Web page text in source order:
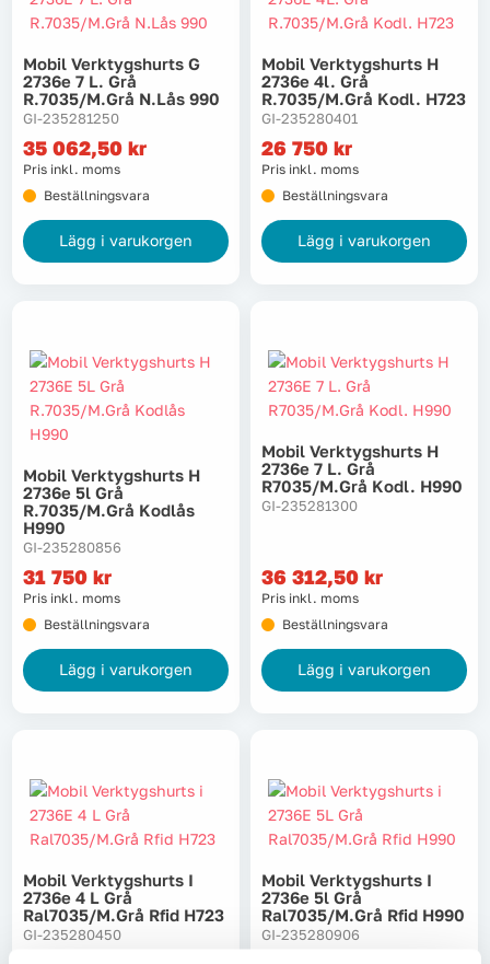
Mobil Verktygshurts G
2736e 7 L. Grå
R.7035/m.grå N.lås 990
GI-235281250
35 062,50 kr
Pris inkl. moms
Beställningsvara
Lägg i varukorgen
Mobil Verktygshurts H
2736e 4l. Grå
R.7035/m.grå Kodl. H723
GI-235280401
26 750 kr
Pris inkl. moms
Beställningsvara
Lägg i varukorgen
Mobil Verktygshurts H
2736e 5l Grå
R.7035/m.grå Kodlås
H990
GI-235280856
31 750 kr
Pris inkl. moms
Beställningsvara
Lägg i varukorgen
Mobil Verktygshurts H
2736e 7 L. Grå
R7035/m.grå Kodl. H990
GI-235281300
36 312,50 kr
Pris inkl. moms
Beställningsvara
Lägg i varukorgen
Mobil Verktygshurts I
2736e 4 L Grå
Ral7035/m.grå Rfid H723
GI-235280450
Mobil Verktygshurts I
2736e 5l Grå
Ral7035/m.grå Rfid H990
GI-235280906